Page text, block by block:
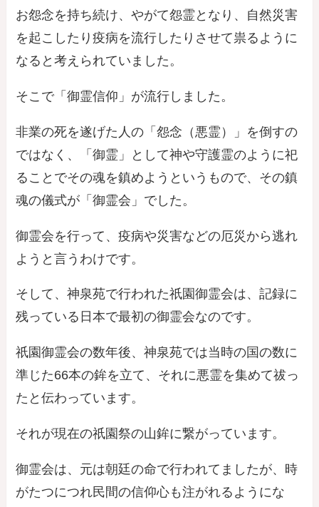
お怨念を持ち続け、やがて怨霊となり、自然災害
を起こしたり疫病を流行したりさせて祟る ように
なると考えられていました。
そこで「御霊信仰」が流行しました。
非業の死を遂げた人の「怨念（悪霊）」を倒すの
ではなく、「御霊」として神や守護霊のように祀
ることでその魂を鎮めようというもので、その鎮
魂の儀式が「御霊会」でした。
御霊会を行って、疫病や災害などの厄災から逃れ
ようと言うわけです。
そして、神泉苑で行われた祇園御霊会は、記録に
残っている日本で最初の御霊会なのです。
祇園御霊会の数年後、神泉苑では当時の国の数に
準じた66本の鉾を立て、それに悪霊を集めて祓っ
たと伝わっています。
それが現在の祇園祭の山鉾に繋がっています。
御霊会は、元は朝廷の命で行われてましたが、時
がたつにつれ民間の信仰心も注がれるようにな